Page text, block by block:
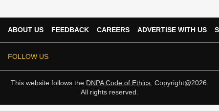
ABOUT US FEEDBACK CAREERS ADVERTISE WITH US
FOLLOW US
This website follows the DNPA Code of Ethics. Copyright@2026.
All rights reserved.